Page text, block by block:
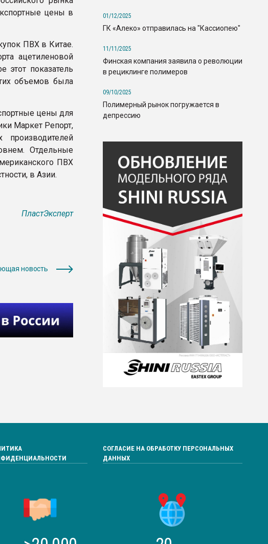
цены в
ПВХ в Китае.
ацетиленовой
показатель
объемов была
цены для
Маркет Репорт,
Отдельные
ПВХ
в Азии.
ПластЭксперт
новость
01/12/2025
ГК «Алеко» отправилась на "Кассиопею"
11/11/2025
Финская компания заявила о революции
в рециклинге полимеров
09/10/2025
Полимерный рынок погружается в
депрессию
СОГЛАСИЕ НА ОБРАБОТКУ ПЕРСОНАЛЬНЫХ
ДАННЫХ